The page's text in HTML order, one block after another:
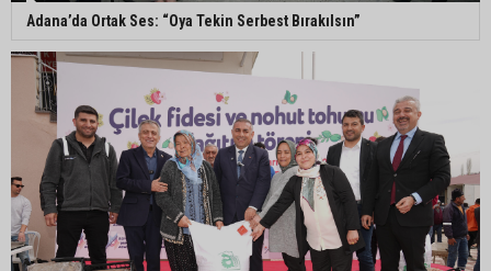
Kozan’da Yaz Konserleri Akdam’da şenliğe
dönüştü
Adana’da sıcaklık alarmı: Hissedilen 43 dereceyi
bulacak
Adana’da Ortak Ses: “Oya Tekin Serbest Bırakılsın”